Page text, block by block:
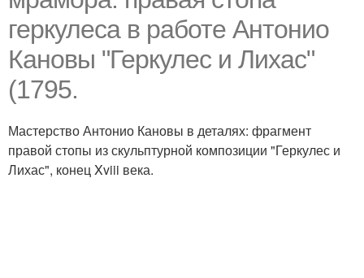
геркулеса в работе Антонио
Кановы "Геркулес и Лихас"
(1795.
Мастерство Антонио Кановы в деталях: фрагмент
правой стопы из скульптурной композиции "Геркулес и
Лихас", конец Xviii века.